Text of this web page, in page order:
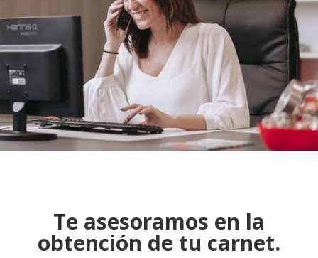
Te asesoramos en la
obtención de tu carnet.